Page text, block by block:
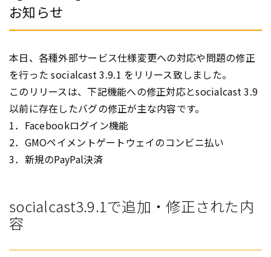
お知らせ
本日、各種外部サービス仕様変更への対応や問題の修正
を行った socialcast 3.9.1 をリリース致しました。
このリリースは、下記機能への修正対応とsocialcast 3.9
以前に存在したバグの修正が主な内容です。
1．Facebookログイン機能
2．GMOペイメントゲートウェイのコンビニ払い
3．新規のPayPal決済
socialcast3.9.1で追加・修正された内
容